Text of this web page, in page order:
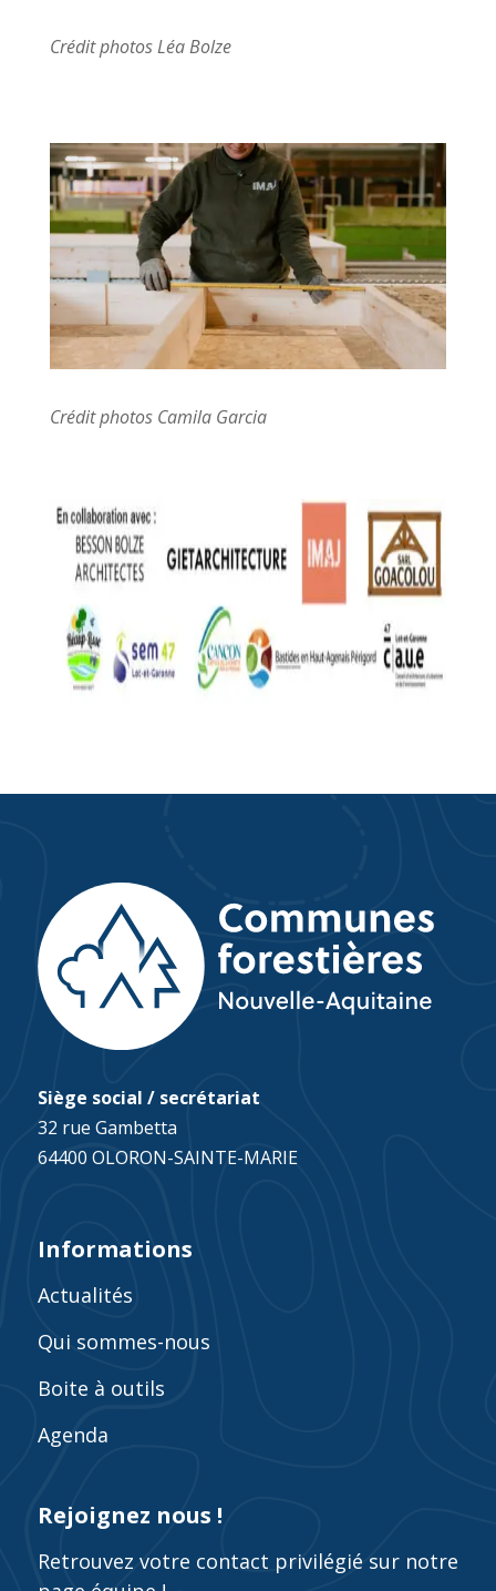
Crédit photos Léa Bolze
Crédit photos Camila Garcia
Siège social / secrétariat
32 rue Gambetta
64400 OLORON-SAINTE-MARIE
Informations
Actualités
Qui sommes-nous
Boite à outils
Agenda
Rejoignez nous !
Retrouvez votre contact privilégié sur notre